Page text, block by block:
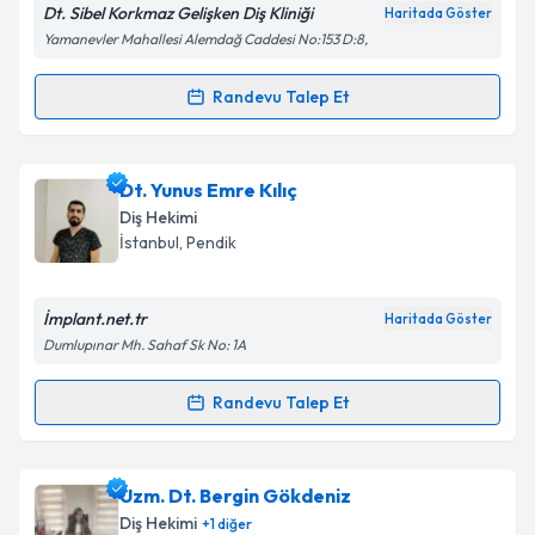
Kişisel verilerimin işlenmesine ilişkin
Metni'ni okudum ve kişisel verilerimin belirtilen
Takvim Talebini Gönder
Dt. Sibel Korkmaz Gelişken Diş Kliniği Haritada Göster
Yamanevler Mahallesi Alemdağ Caddesi No:153 D:8,
Randevu Talep Et
Randevu Takvimi Talebi
Dt. Sibel Korkmaz Gelişken
talebi oluşturun. Size bu uzmandan randevu almanız
için bir takvim hazırlandığında e-posta ile
bilgilendireceğiz.
Kişisel verilerimin işlenmesine ilişkinAydınlatma
kapsamda işlenmesini kabul ediyorum.
Dt. Yunus Emre Kılıç
Diş Hekimi
İstanbul, Pendik
İmplant.net.tr Haritada Göster
Dumlupınar Mh. Sahaf Sk No: 1A
Randevu Talep Et
Randevu Takvimi Talebi
Dt. Yunus Emre Kılıçiçin randevu takvimi talebi
oluşturun. Size bu uzmandan randevu almanız için bir
Uzm. Dt. Bergin Gökdeniz
Diş Hekimi +1diğer